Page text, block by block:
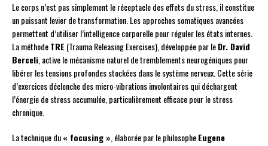
Le corps n’est pas simplement le réceptacle des effets du stress, il constitue
un puissant levier de transformation. Les approches somatiques avancées
permettent d’utiliser l’intelligence corporelle pour réguler les états internes.
La méthodeTRE (Trauma Releasing Exercises), développée par leDr. David
Berceli, active le mécanisme naturel de tremblements neurogéniques pour
libérer les tensions profondes stockées dans le système nerveux. Cette série
d’exercices déclenche des micro-vibrations involontaires qui déchargent
l’énergie de stress accumulée, particulièrement efficace pour le stress
chronique.
La technique du« focusing », élaborée par le philosopheEugene